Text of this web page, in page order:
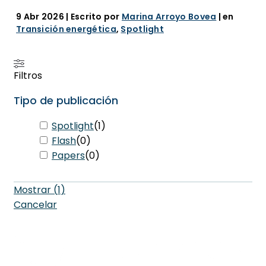
Filtros
Tipo de publicación
Spotlight(1)
Flash(0)
Papers(0)
Mostrar (1)
Cancelar
9 Abr 2026 | Escrito por Marina Arroyo Bovea | en
Transición energética, Spotlight